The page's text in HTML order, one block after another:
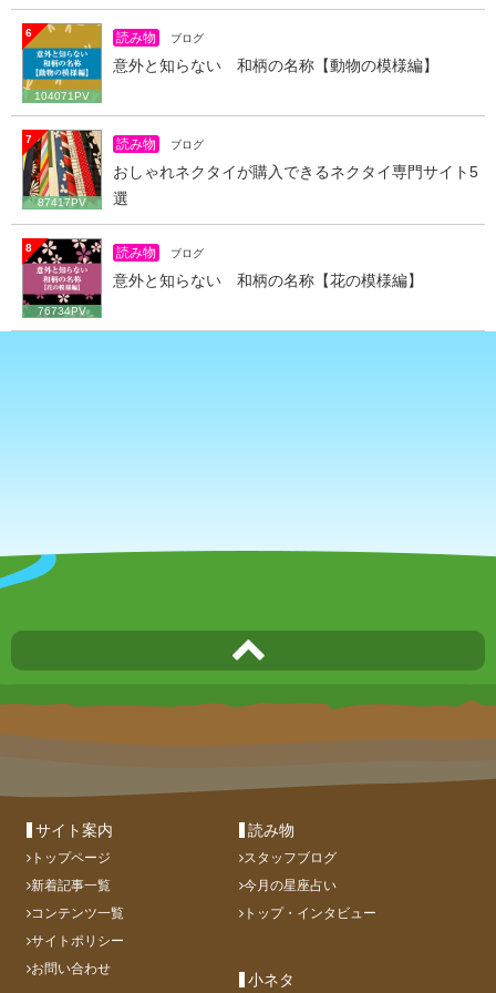
6
104071PV
読み物 ブログ
意外と知らない 和柄の名称【動物の模様編】
7
87417PV
読み物 ブログ
おしゃれネクタイが購入できるネクタイ専門サイト5
選
8
76734PV
読み物 ブログ
意外と知らない 和柄の名称【花の模様編】
サイト案内
トップページ
新着記事一覧
コンテンツ一覧
サイトポリシー
お問い合わせ
読み物
スタッフブログ
今月の星座占い
トップ・インタビュー
小ネタ